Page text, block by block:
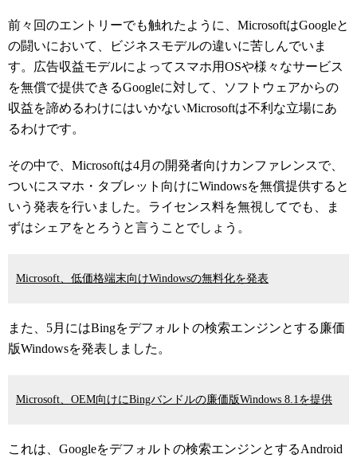
前々回のエントリーでも触れたように、MicrosoftはGoogleと
の闘いにおいて、ビジネスモデルの違いに苦しんでいま
す。広告収益モデルによってスマホ用OSや様々なサービス
を無償で提供できるGoogleに対して、ソフトウェアからの
収益を諦めるわけにはいかないMicrosoftは不利な立場にあ
るわけです。
その中で、Microsoftは4月の開発者向けカンファレンスで、
ついにスマホ・タブレット向けにWindowsを無償提供すると
いう発表を行いました。ライセンス料を無視してでも、ま
ずはシェアをとろうと言うことでしょう。
Microsoft、低価格端末向けWindowsの無料化を発表
また、5月にはBingをデフォルトの検索エンジンとする廉価
版Windowsを発表しました。
Microsoft、OEM向けにBingバンドルの廉価版Windows 8.1を提供
これは、Googleをデフォルトの検索エンジンとするAndroid